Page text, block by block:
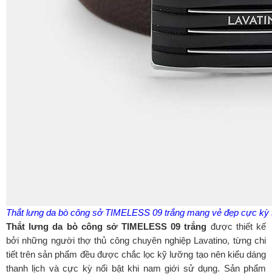
Thắt lưng da bò công sở TIMELESS 09 trắng mang vẻ đẹp cực kỳ
Thắt lưng da bò công sở TIMELESS 09 trắng được thiết kế
bởi những người thợ thủ công chuyên nghiệp Lavatino, từng chi
tiết trên sản phẩm đều được chắc lọc kỹ lưỡng tạo nên kiểu dáng
thanh lịch và cực kỳ nổi bật khi nam giới sử dụng. Sản phẩm